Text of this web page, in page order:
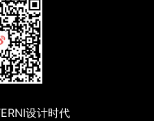
设计时代